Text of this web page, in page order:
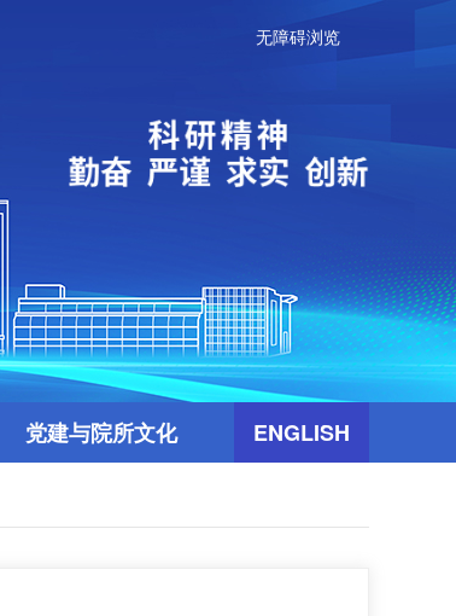
无障碍浏览
党建与院所文化 ENGLISH